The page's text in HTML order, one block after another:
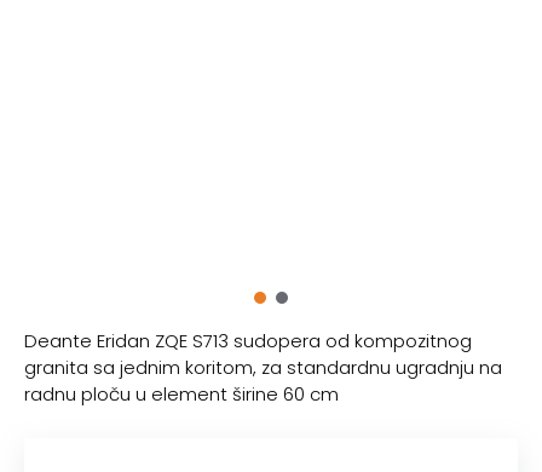
Deante Eridan ZQE S713 sudopera od kompozitnog
granita sa jednim koritom, za standardnu ugradnju na
radnu ploču u element širine 60 cm